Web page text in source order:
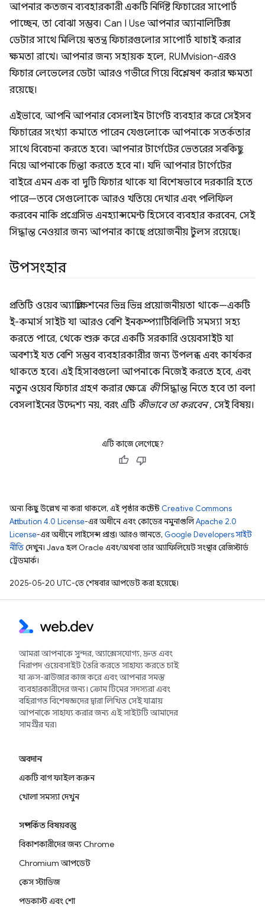
আপনার কতজন ব্যবহারকারী একটি নির্দিষ্ট ফিচারের সাপোর্ট
পাচ্ছেন, তা বোঝা সম্ভব। Can I Use আপনার অ্যানালিটিক্স
ডেটার সাথে মিলিয়ে স্বতন্ত্র ফিচারগুলোর সাপোর্ট যাচাই করার
ক্ষমতা রাখে। আপনার জন্য সহায়ক হলে, RUMvision-এরও
ফিচার লেভেলের ডেটা আরও গভীরে গিয়ে বিশ্লেষণ করার ক্ষমতা
রয়েছে।
এইভাবে, আপনি আপনার বেসলাইন টার্গেট ব্যবহার করে সেইসব
ফিচারের সংখ্যা কমাতে পারেন যেগুলোকে আপনাকে সতর্কতার
সাথে বিবেচনা করতে হবে। আপনার টার্গেটের ভেতরের সবকিছু
নিয়ে আপনাকে চিন্তা করতে হবে না। যদি আপনার টার্গেটের
বাইরে এমন এক বা দুটি ফিচার থাকে যা বিশেষভাবে দরকারি হতে
পারে—তবে সেগুলোকে আরও খতিয়ে দেখার এবং পলিফিল
করবেন নাকি প্রগ্রেসিভ এনহ্যান্সমেন্ট হিসেবে ব্যবহার করবেন, সেই
সিদ্ধান্ত নেওয়ার জন্য আপনার কাছে প্রয়োজনীয় টুলস রয়েছে।
উপসংহার
প্রতিটি ওয়েব অ্যাপ্লিকেশনের ভিন্ন ভিন্ন প্রয়োজনীয়তা থাকে—একটি
ই-কমার্স সাইট যা আরও বেশি ইনকম্প্যাটিবিলিটি সমস্যা সহ্য
করতে পারে, থেকে শুরু করে একটি সরকারি ওয়েবসাইট যা
অবশ্যই যত বেশি সম্ভব ব্যবহারকারীর জন্য উপলব্ধ এবং কার্যকর
থাকতে হবে। এই হিসাবগুলো আপনাকে নিজেই করতে হবে, এবং
নতুন ওয়েব ফিচার গ্রহণ করার ক্ষেত্রে কীসিদ্ধান্ত নিতে হবে তা বলা
বেসলাইনের উদ্দেশ্য নয়, বরং এটি কীভাবে তা করবেন, সেই বিষয়।
এটি কাজে লেগেছে?
অন্য কিছু উল্লেখ না করা থাকলে, এই পৃষ্ঠার কন্টেন্ট Creative Commons
Attribution 4.0 License-এর অধীনে এবং কোডের নমুনাগুলিApache 2.0
License-এর অধীনে লাইসেন্স প্রাপ্ত। আরও জানতে, Google Developers সাইট
নীতিদেখুন। Java হল Oracle এবং/অথবা তার অ্যাফিলিয়েট সংস্থার রেজিস্টার্ড
ট্রেডমার্ক।
2025-05-20 UTC-তে শেষবার আপডেট করা হয়েছে।
আমরা আপনাকে সুন্দর, অ্যাক্সেসযোগ্য, দ্রুত এবং
নিরাপদ ওয়েবসাইট তৈরি করতে সাহায্য করতে চাই
যা ক্রস-ব্রাউজার কাজ করে এবং আপনার সমস্ত
ব্যবহারকারীদের জন্য। ক্রোম টিমের সদস্যরা এবং
বহিরাগত বিশেষজ্ঞদের দ্বারা লিখিত সেই যাত্রায়
আপনাকে সাহায্য করার জন্য এই সাইটটি আমাদের
সামগ্রীর ঘর৷
অবদান
একটি বাগ ফাইল করুন
খোলা সমস্যা দেখুন
সম্পর্কিত বিষয়বস্তু
বিকাশকারীদের জন্য Chrome
Chromium আপডেট
কেস স্টাডিজ
পডকাস্ট এবং শো